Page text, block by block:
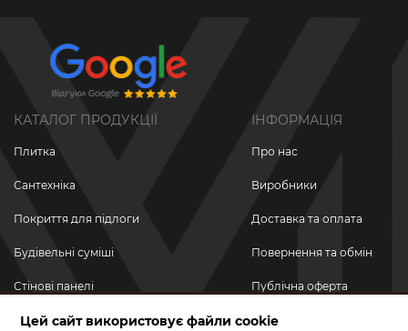
КАТАЛОГ ПРОДУКЦІЇ
Плитка
Сантехніка
Покриття для підлоги
Будівельні суміші
Стінові панелі
Новинки
ІНФОРМАЦІЯ
Про нас
Виробники
Доставка та оплата
Повернення та обмін
Публічна оферта
Політика
Цей сайт використовує файли cookie